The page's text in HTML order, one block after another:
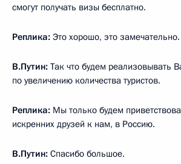
смогут получать визы бесплатно.
Реплика: Это хорошо, это замечательно.
В.Путин: Так что будем реализовывать
по увеличению количества туристов.
Реплика: Мы только будем
искренних друзей к нам, в Россию.
В.Путин: Спасибо большое.